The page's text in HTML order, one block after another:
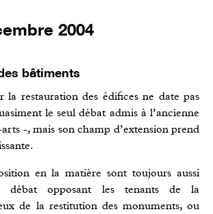
2004
bâtiments
la restauration des édifices ne date pas
le seul débat admis à l’ancienne
-, mais son champ d’extension prend
en la matière sont toujours aussi
débat opposant les tenants de la
de la restitution des monuments, ou